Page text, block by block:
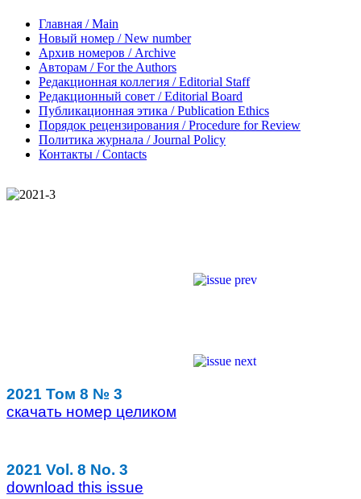
Главная / Main
Новый номер / New number
Архив номеров / Archive
Авторам / For the Authors
Редакционная коллегия / Editorial Staff
Редакционный совет / Editorial Board
Публикационная этика / Publication Ethics
Порядок рецензирования / Procedure for Review
Политика журнала / Journal Policy
Контакты / Contacts
2021 Том 8 № 3
скачать номер целиком
2021 Vol. 8 No. 3
download this issue